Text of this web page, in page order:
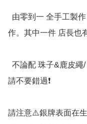
作。其中一件 店長也
請不要錯過❗️
請注意⚠️銀牌表面在